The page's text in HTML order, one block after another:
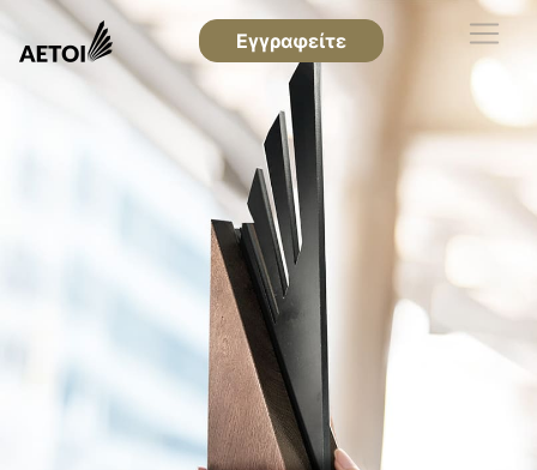
Εγγραφείτε